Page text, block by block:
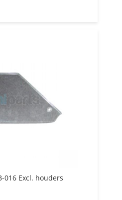
016 Excl. houders